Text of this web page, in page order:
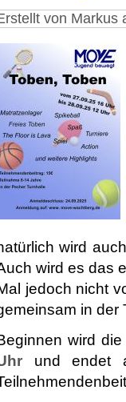
von Markus
wird
wird es das
jedoch nicht
in der
wird
und